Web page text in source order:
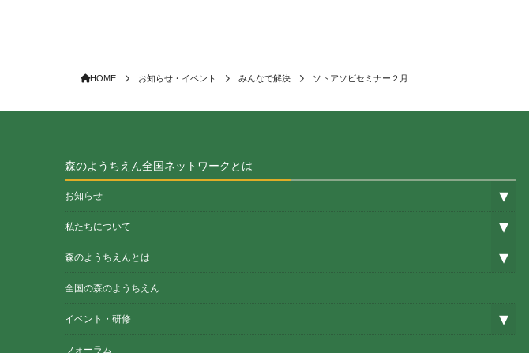
HOME お知らせ・イベント みんなで解決 ソトアソビセミナー２月
森のようちえん全国ネットワークとは
お知らせ
私たちについて
森のようちえんとは
全国の森のようちえん
イベント・研修
フォーラム